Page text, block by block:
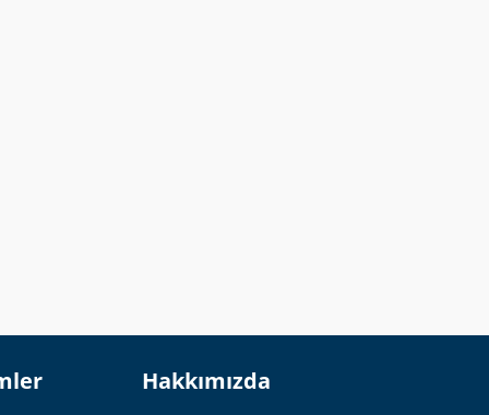
Hakkımızda